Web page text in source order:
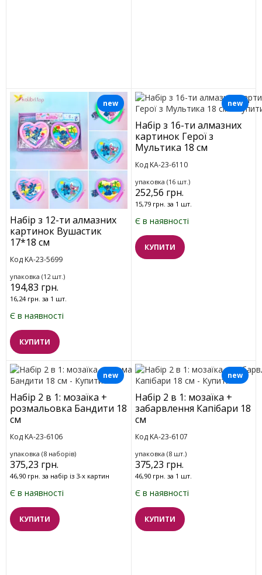
Набір з 12-ти алмазних
картинок Вушастик
17*18 см
Код KA-23-5699
упаковка (12 шт.)
194,83 грн.
16,24 грн. за 1 шт.
Є в наявності
new
КУПИТИ
Набір з 16-ти алмазних
картинок Герої з
Мультика 18 см
Код KA-23-6110
упаковка (16 шт.)
252,56 грн.
15,79 грн. за 1 шт.
Є в наявності
new
КУПИТИ
Набір 2 в 1: мозаїка +
розмальовка Бандити 18
см
Код KA-23-6106
упаковка (8 наборів)
375,23 грн.
46,90 грн. за набір із 3-х картин
Є в наявності
new
КУПИТИ
Набір 2 в 1: мозаїка +
забарвлення Капібари 18
см
Код KA-23-6107
упаковка (8 шт.)
375,23 грн.
46,90 грн. за 1 шт.
Є в наявності
new
КУПИТИ